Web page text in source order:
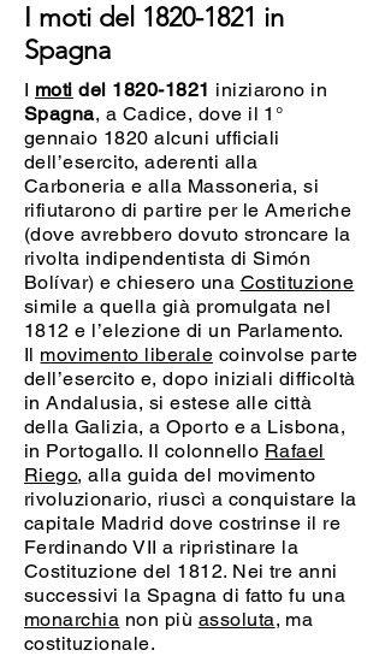
I moti del 1820-1821 in
Spagna
I moti del 1820-1821 iniziarono in
Spagna, a Cadice, dove il 1°
gennaio 1820 alcuni ufficiali
dell’esercito, aderenti alla
Carboneria e alla Massoneria, si
rifiutarono di partire per le Americhe
(dove avrebbero dovuto stroncare la
rivolta indipendentista di Simón
Bolívar) e chiesero una Costituzione
simile a quella già promulgata nel
1812 e l’elezione di un Parlamento.
Il movimento liberale coinvolse parte
dell’esercito e, dopo iniziali difficoltà
in Andalusia, si estese alle città
della Galizia, a Oporto e a Lisbona,
in Portogallo. Il colonnello Rafael
Riego, alla guida del movimento
rivoluzionario, riuscì a conquistare la
capitale Madrid dove costrinse il re
Ferdinando VII a ripristinare la
Costituzione del 1812. Nei tre anni
successivi la Spagna di fatto fu una
monarchia non più assoluta, ma
costituzionale.